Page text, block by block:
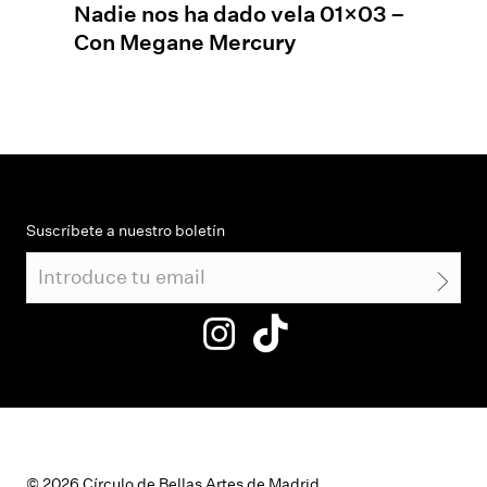
Nadie nos ha dado vela 01×03 –
Con Megane Mercury
Suscríbete a nuestro boletín